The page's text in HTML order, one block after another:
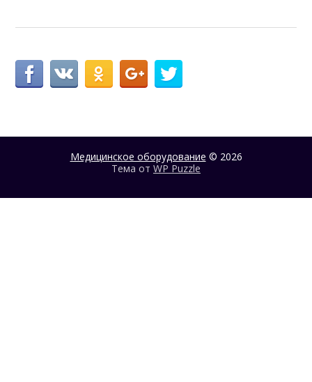
Медицинское оборудование © 2026
Тема от WP Puzzle